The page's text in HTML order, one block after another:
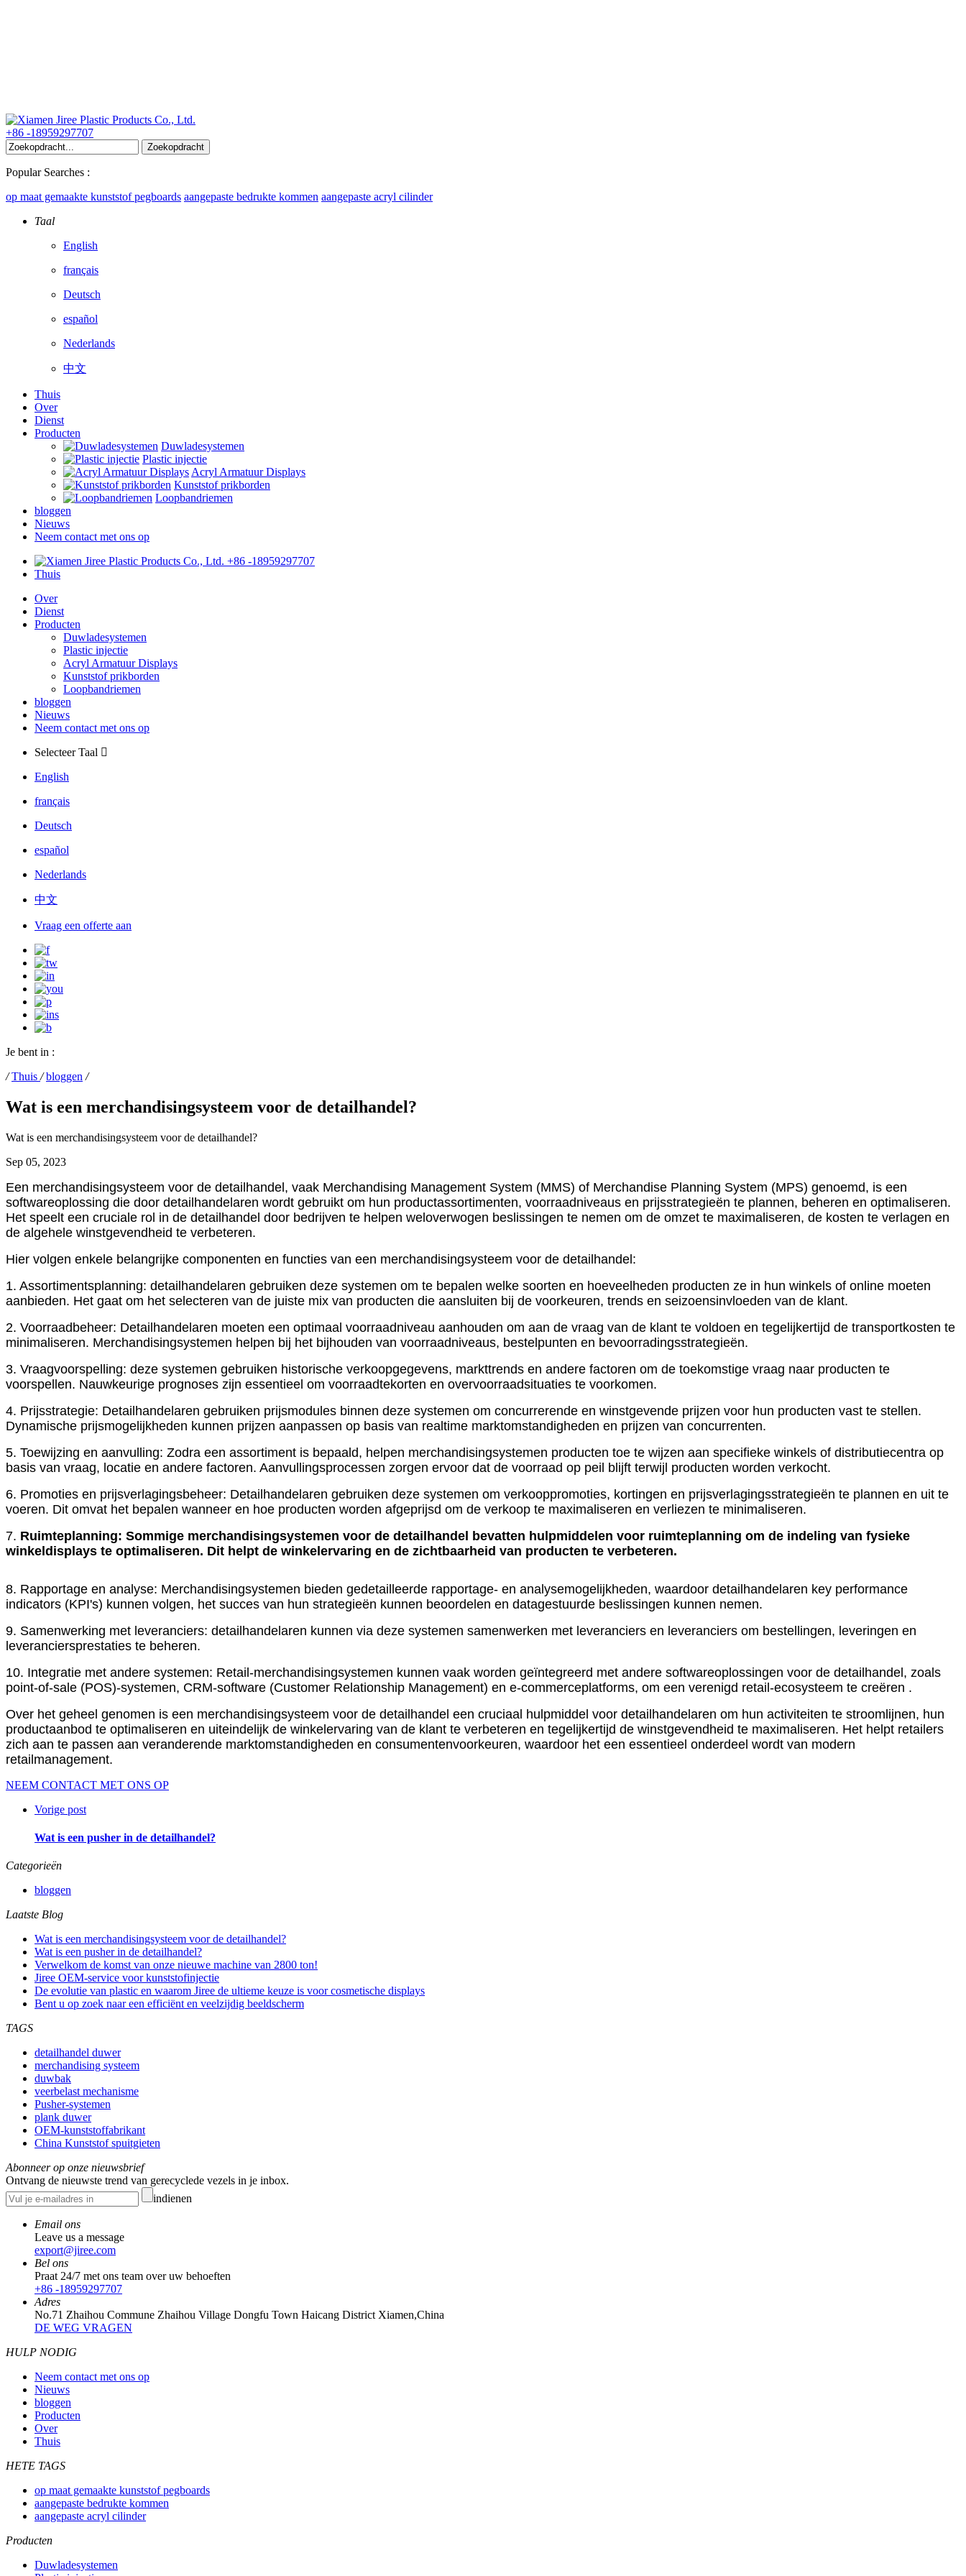
+86 -18959297707
Popular Searches :
op maat gemaakte kunststof pegboards aangepaste bedrukte kommen aangepaste acryl cilinder
Taal
English
français
Deutsch
español
Nederlands
中文
Thuis
Over
Dienst
Producten
Duwladesystemen
Plastic injectie
Acryl Armatuur Displays
Kunststof prikborden
Loopbandriemen
bloggen
Nieuws
Neem contact met ons op
+86 -18959297707
Thuis
Over
Dienst
Producten
Duwladesystemen
Plastic injectie
Acryl Armatuur Displays
Kunststof prikborden
Loopbandriemen
bloggen
Nieuws
Neem contact met ons op
Selecteer Taal
English
français
Deutsch
español
Nederlands
中文
Vraag een offerte aan
Je bent in :
/ Thuis / bloggen /
Wat is een merchandisingsysteem voor de detailhandel?
Wat is een merchandisingsysteem voor de detailhandel?
Sep 05, 2023
Een merchandisingsysteem voor de detailhandel, vaak Merchandising Management System (MMS) of Merchandise Planning System (MPS) genoemd, is een
softwareoplossing die door detailhandelaren wordt gebruikt om hun productassortimenten, voorraadniveaus en prijsstrategieën te plannen, beheren en optimaliseren.
Het speelt een cruciale rol in de detailhandel door bedrijven te helpen weloverwogen beslissingen te nemen om de omzet te maximaliseren, de kosten te verlagen en
de algehele winstgevendheid te verbeteren.
Hier volgen enkele belangrijke componenten en functies van een merchandisingsysteem voor de detailhandel:
1. Assortimentsplanning: detailhandelaren gebruiken deze systemen om te bepalen welke soorten en hoeveelheden producten ze in hun winkels of online moeten
aanbieden. Het gaat om het selecteren van de juiste mix van producten die aansluiten bij de voorkeuren, trends en seizoensinvloeden van de klant.
2. Voorraadbeheer: Detailhandelaren moeten een optimaal voorraadniveau aanhouden om aan de vraag van de klant te voldoen en tegelijkertijd de transportkosten te
minimaliseren. Merchandisingsystemen helpen bij het bijhouden van voorraadniveaus, bestelpunten en bevoorradingsstrategieën.
3. Vraagvoorspelling: deze systemen gebruiken historische verkoopgegevens, markttrends en andere factoren om de toekomstige vraag naar producten te
voorspellen. Nauwkeurige prognoses zijn essentieel om voorraadtekorten en overvoorraadsituaties te voorkomen.
4. Prijsstrategie: Detailhandelaren gebruiken prijsmodules binnen deze systemen om concurrerende en winstgevende prijzen voor hun producten vast te stellen.
Dynamische prijsmogelijkheden kunnen prijzen aanpassen op basis van realtime marktomstandigheden en prijzen van concurrenten.
5. Toewijzing en aanvulling: Zodra een assortiment is bepaald, helpen merchandisingsystemen producten toe te wijzen aan specifieke winkels of distributiecentra op
basis van vraag, locatie en andere factoren. Aanvullingsprocessen zorgen ervoor dat de voorraad op peil blijft terwijl producten worden verkocht.
6. Promoties en prijsverlagingsbeheer: Detailhandelaren gebruiken deze systemen om verkooppromoties, kortingen en prijsverlagingsstrategieën te plannen en uit te
voeren. Dit omvat het bepalen wanneer en hoe producten worden afgeprijsd om de verkoop te maximaliseren en verliezen te minimaliseren.
7. Ruimteplanning: Sommige merchandisingsystemen voor de detailhandel bevatten hulpmiddelen voor ruimteplanning om de indeling van fysieke
winkeldisplays te optimaliseren. Dit helpt de winkelervaring en de zichtbaarheid van producten te verbeteren.
8. Rapportage en analyse: Merchandisingsystemen bieden gedetailleerde rapportage- en analysemogelijkheden, waardoor detailhandelaren key performance
indicators (KPI's) kunnen volgen, het succes van hun strategieën kunnen beoordelen en datagestuurde beslissingen kunnen nemen.
9. Samenwerking met leveranciers: detailhandelaren kunnen via deze systemen samenwerken met leveranciers en leveranciers om bestellingen, leveringen en
leveranciersprestaties te beheren.
10. Integratie met andere systemen: Retail-merchandisingsystemen kunnen vaak worden geïntegreerd met andere softwareoplossingen voor de detailhandel, zoals
point-of-sale (POS)-systemen, CRM-software (Customer Relationship Management) en e-commerceplatforms, om een verenigd retail-ecosysteem te creëren .
Over het geheel genomen is een merchandisingsysteem voor de detailhandel een cruciaal hulpmiddel voor detailhandelaren om hun activiteiten te stroomlijnen, hun
productaanbod te optimaliseren en uiteindelijk de winkelervaring van de klant te verbeteren en tegelijkertijd de winstgevendheid te maximaliseren. Het helpt retailers
zich aan te passen aan veranderende marktomstandigheden en consumentenvoorkeuren, waardoor het een essentieel onderdeel wordt van modern
retailmanagement.
NEEM CONTACT MET ONS OP
Vorige post
Wat is een pusher in de detailhandel?
Categorieën
bloggen
Laatste Blog
Wat is een merchandisingsysteem voor de detailhandel?
Wat is een pusher in de detailhandel?
Verwelkom de komst van onze nieuwe machine van 2800 ton!
Jiree OEM-service voor kunststofinjectie
De evolutie van plastic en waarom Jiree de ultieme keuze is voor cosmetische displays
Bent u op zoek naar een efficiënt en veelzijdig beeldscherm
TAGS
detailhandel duwer
merchandising systeem
duwbak
veerbelast mechanisme
Pusher-systemen
plank duwer
OEM-kunststoffabrikant
China Kunststof spuitgieten
Abonneer op onze nieuwsbrief
Ontvang de nieuwste trend van gerecyclede vezels in je inbox.
indienen
Email ons
Leave us a message
export@jiree.com
Bel ons
Praat 24/7 met ons team over uw behoeften
+86 -18959297707
Adres
No.71 Zhaihou Commune Zhaihou Village Dongfu Town Haicang District Xiamen,China
DE WEG VRAGEN
HULP NODIG
Neem contact met ons op
Nieuws
bloggen
Producten
Over
Thuis
HETE TAGS
op maat gemaakte kunststof pegboards
aangepaste bedrukte kommen
aangepaste acryl cilinder
Producten
Duwladesystemen